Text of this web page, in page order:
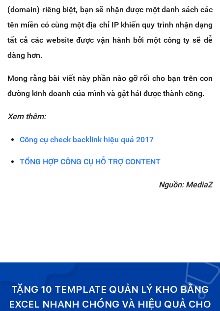
(domain) riêng biệt, bạn sẽ nhận được một danh sách các
tên miền có cùng một địa chỉ IP khiến quy trình nhận dạng
tất cả các website được vận hành bởi một công ty sẽ dễ
dàng hơn.
Mong rằng bài viết này phần nào gỡ rối cho bạn trên con
đường kinh doanh của mình và gặt hái được thành công.
Xem thêm:
Công cụ check backlink hiệu quả 2017
TỔNG HỢP CÔNG CỤ HỖ TRỢ CONTENT
Nguồn: MediaZ
TẶNG 10 TEMPLATE QUẢN LÝ KHO BẰNG
EXCEL NHANH CHÓNG VÀ HIỆU QUẢ CHO